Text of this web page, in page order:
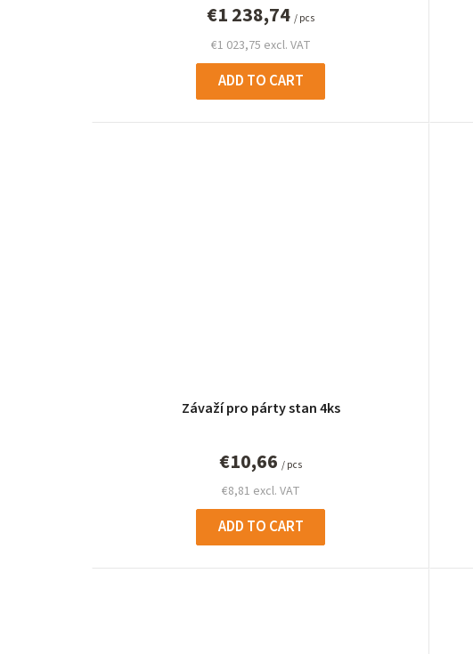
€1 023,75 excl. VAT
€1 238,74/ pcs
ADD TO CART
Závaží pro párty stan 4ks
€8,81 excl. VAT
€10,66/ pcs
ADD TO CART